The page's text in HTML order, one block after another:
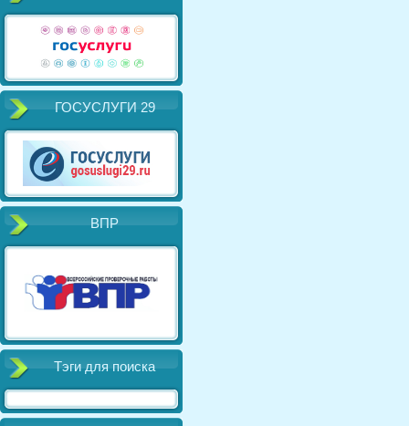
ГОСУСЛУГИ 29
ВПР
Тэги для поиска